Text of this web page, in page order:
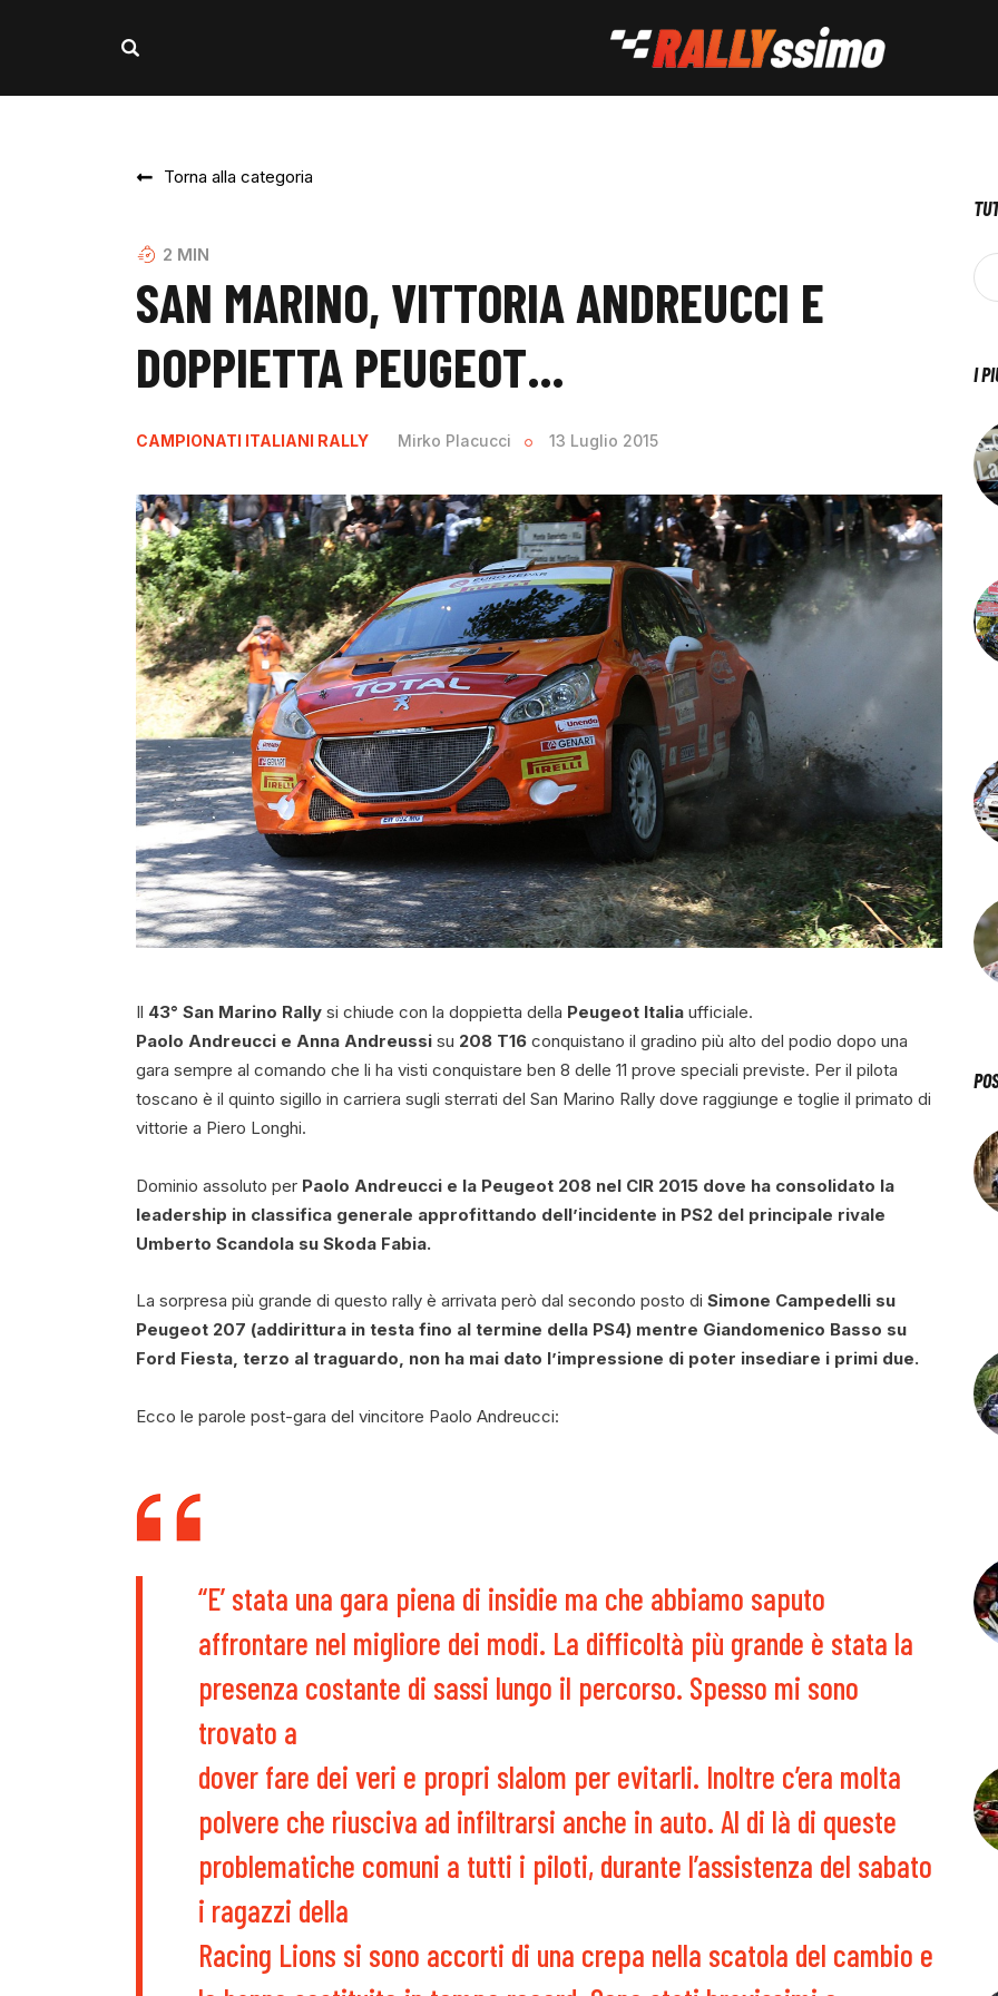
Torna alla categoria
2 MIN
SAN MARINO, VITTORIA ANDREUCCI E
DOPPIETTA PEUGEOT…
CAMPIONATI ITALIANI RALLY Mirko Placucci 13 Luglio 2015
Il 43° San Marino Rally si chiude con la doppietta della Peugeot Italia ufficiale.
Paolo Andreucci e Anna Andreussi su 208 T16 conquistano il gradino più alto del podio dopo una
gara sempre al comando che li ha visti conquistare ben 8 delle 11 prove speciali previste. Per il pilota
toscano è il quinto sigillo in carriera sugli sterrati del San Marino Rally dove raggiunge e toglie il primato di
vittorie a Piero Longhi.
Dominio assoluto per Paolo Andreucci e la Peugeot 208 nel CIR 2015 dove ha consolidato la
leadership in classifica generale approfittando dell’incidente in PS2 del principale rivale
Umberto Scandola su Skoda Fabia.
La sorpresa più grande di questo rally è arrivata però dal secondo posto di Simone Campedelli su
Peugeot 207 (addirittura in testa fino al termine della PS4) mentre Giandomenico Basso su
Ford Fiesta, terzo al traguardo, non ha mai dato l’impressione di poter insediare i primi due.
Ecco le parole post-gara del vincitore Paolo Andreucci:
“E’ stata una gara piena di insidie ma che abbiamo saputo
affrontare nel migliore dei modi. La difficoltà più grande è stata la
presenza costante di sassi lungo il percorso. Spesso mi sono
trovato a
dover fare dei veri e propri slalom per evitarli. Inoltre c’era molta
polvere che riusciva ad infiltrarsi anche in auto. Al di là di queste
problematiche comuni a tutti i piloti, durante l’assistenza del sabato
i ragazzi della
Racing Lions si sono accorti di una crepa nella scatola del cambio e
I